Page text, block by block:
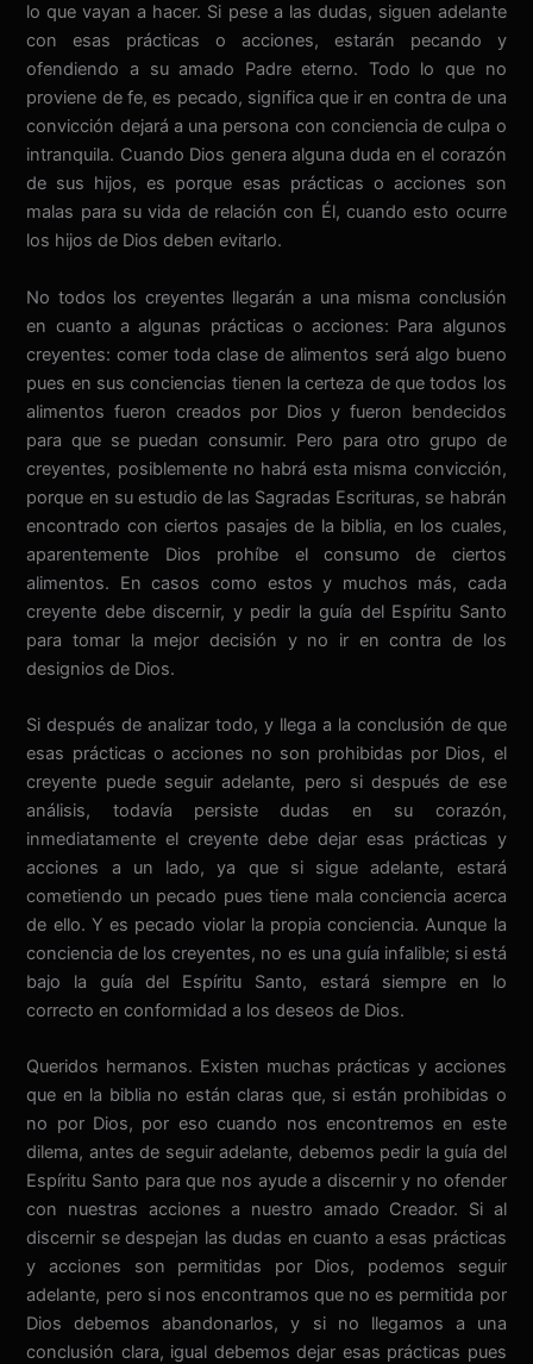
lo que vayan a hacer. Si pese a las dudas, siguen adelante
con esas prácticas o acciones, estarán pecando y
ofendiendo a su amado Padre eterno. Todo lo que no
proviene de fe, es pecado, significa que ir en contra de una
convicción dejará a una persona con conciencia de culpa o
intranquila. Cuando Dios genera alguna duda en el corazón
de sus hijos, es porque esas prácticas o acciones son
malas para su vida de relación con Él, cuando esto ocurre
los hijos de Dios deben evitarlo.
No todos los creyentes llegarán a una misma conclusión
en cuanto a algunas prácticas o acciones: Para algunos
creyentes: comer toda clase de alimentos será algo bueno
pues en sus conciencias tienen la certeza de que todos los
alimentos fueron creados por Dios y fueron bendecidos
para que se puedan consumir. Pero para otro grupo de
creyentes, posiblemente no habrá esta misma convicción,
porque en su estudio de las Sagradas Escrituras, se habrán
encontrado con ciertos pasajes de la biblia, en los cuales,
aparentemente Dios prohíbe el consumo de ciertos
alimentos. En casos como estos y muchos más, cada
creyente debe discernir, y pedir la guía del Espíritu Santo
para tomar la mejor decisión y no ir en contra de los
designios de Dios.
Si después de analizar todo, y llega a la conclusión de que
esas prácticas o acciones no son prohibidas por Dios, el
creyente puede seguir adelante, pero si después de ese
análisis, todavía persiste dudas en su corazón,
inmediatamente el creyente debe dejar esas prácticas y
acciones a un lado, ya que si sigue adelante, estará
cometiendo un pecado pues tiene mala conciencia acerca
de ello. Y es pecado violar la propia conciencia. Aunque la
conciencia de los creyentes, no es una guía infalible; si está
bajo la guía del Espíritu Santo, estará siempre en lo
correcto en conformidad a los deseos de Dios.
Queridos hermanos. Existen muchas prácticas y acciones
que en la biblia no están claras que, si están prohibidas o
no por Dios, por eso cuando nos encontremos en este
dilema, antes de seguir adelante, debemos pedir la guía del
Espíritu Santo para que nos ayude a discernir y no ofender
con nuestras acciones a nuestro amado Creador. Si al
discernir se despejan las dudas en cuanto a esas prácticas
y acciones son permitidas por Dios, podemos seguir
adelante, pero si nos encontramos que no es permitida por
Dios debemos abandonarlos, y si no llegamos a una
conclusión clara, igual debemos dejar esas prácticas pues